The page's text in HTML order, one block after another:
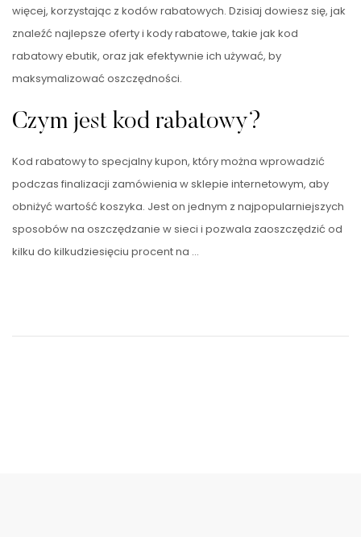
więcej, korzystając z kodów rabatowych. Dzisiaj dowiesz się, jak
znaleźć najlepsze oferty i kody rabatowe, takie jak kod
rabatowy ebutik, oraz jak efektywnie ich używać, by
maksymalizować oszczędności.
Czym jest kod rabatowy?
Kod rabatowy to specjalny kupon, który można wprowadzić
podczas finalizacji zamówienia w sklepie internetowym, aby
obniżyć wartość koszyka. Jest on jednym z najpopularniejszych
sposobów na oszczędzanie w sieci i pozwala zaoszczędzić od
kilku do kilkudziesięciu procent na …